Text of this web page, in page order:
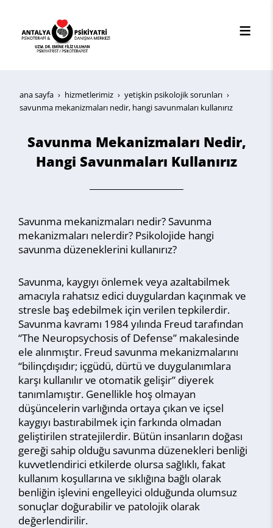
ana sayfa hi̇zmetleri̇mi̇z
yetişkin psikolojik sorunları
savunma mekanizmaları nedir, hangi savunmaları kullanırız
Savunma Mekanizmaları Nedir,
Hangi Savunmaları Kullanırız
Savunma mekanizmaları nedir? Savunma
mekanizmaları nelerdir? Psikolojide hangi
savunma düzeneklerini kullanırız?
Savunma, kaygıyı önlemek veya azaltabilmek
amacıyla rahatsız edici duygulardan kaçınmak ve
stresle baş edebilmek için verilen tepkilerdir.
Savunma kavramı 1984 yılında Freud tarafından
“The Neuropsychosis of Defense” makalesinde
ele alınmıştır. Freud savunma mekanizmalarını
“bilinçdışıdır; içgüdü, dürtü ve duygulanımlara
karşı kullanılır ve otomatik gelişir” diyerek
tanımlamıştır. Genellikle hoş olmayan
düşüncelerin varlığında ortaya çıkan ve içsel
kaygıyı bastırabilmek için farkında olmadan
geliştirilen stratejilerdir. Bütün insanların doğası
gereği sahip olduğu savunma düzenekleri benliği
kuvvetlendirici etkilerde olursa sağlıklı, fakat
kullanım koşullarına ve sıklığına bağlı olarak
benliğin işlevini engelleyici olduğunda olumsuz
sonuçlar doğurabilir ve patolojik olarak
değerlendirilir.